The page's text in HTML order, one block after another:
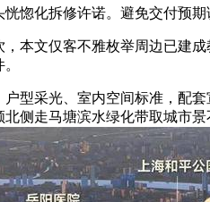
化拆修许诺。避免交付预期
文仅客不雅枚举周边已建成
采光、室内空间标准，配
侧走马塘滨水绿化带取城市